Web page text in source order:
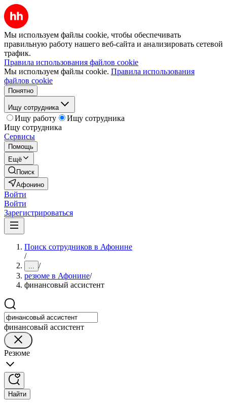
Мы используем файлы cookie, чтобы обеспечивать
правильную работу нашего веб-сайта и анализировать сетевой
трафик.
Правила использования файлов cookie
Мы используем файлы cookie. Правила использования
файлов cookie
Понятно
Ищу сотрудника
Ищу работу
Ищу сотрудника
Ищу сотрудника
Сервисы
Помощь
Ещё
Поиск
Афонино
Войти
Войти
Зарегистрироваться
Поиск сотрудников в Афонине
/
... /
резюме в Афонине/
финансовый ассистент
финансовый ассистент
Резюме
Найти